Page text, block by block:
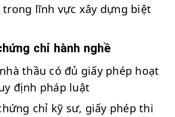
lĩnh vực xây dựng biệt
chỉ hành nghề
thầu có đủ giấy phép hoạt
định pháp luật
chỉ kỹ sư, giấy phép thi